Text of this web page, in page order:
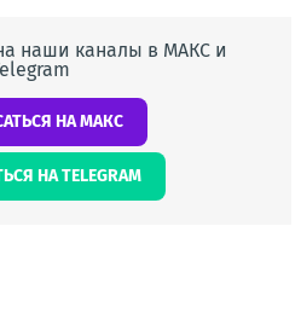
наши каналы в МАКС и
НА МАКС
НА TELEGRAM